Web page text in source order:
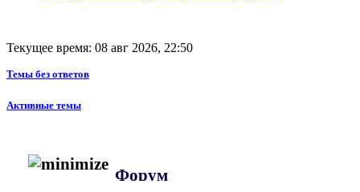
Текущее время: 08 авг 2026, 22:50
Темы без ответов
Активные темы
Форум